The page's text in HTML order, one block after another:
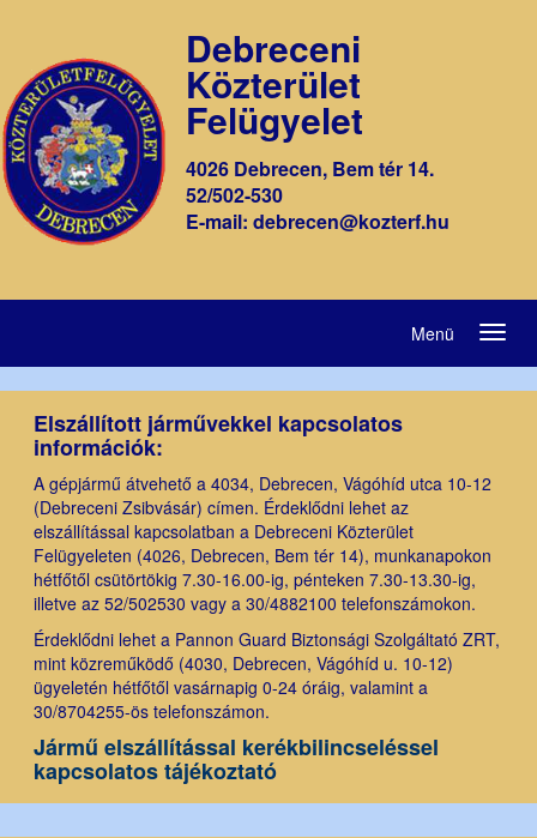
Debreceni
Közterület
Felügyelet
4026 Debrecen, Bem tér 14.
52/502-530
E-mail: debrecen@kozterf.hu
Menü
Elszállított járművekkel kapcsolatos
információk:
A gépjármű átvehető a 4034, Debrecen, Vágóhíd utca 10-12
(Debreceni Zsibvásár) címen. Érdeklődni lehet az
elszállítással kapcsolatban a Debreceni Közterület
Felügyeleten (4026, Debrecen, Bem tér 14), munkanapokon
hétfőtől csütörtökig 7.30-16.00-ig, pénteken 7.30-13.30-ig,
illetve az 52/502530 vagy a 30/4882100 telefonszámokon.
Érdeklődni lehet a Pannon Guard Biztonsági Szolgáltató ZRT,
mint közreműködő (4030, Debrecen, Vágóhíd u. 10-12)
ügyeletén hétfőtől vasárnapig 0-24 óráig, valamint a
30/8704255-ös telefonszámon.
Jármű elszállítással kerékbilincseléssel
kapcsolatos tájékoztató